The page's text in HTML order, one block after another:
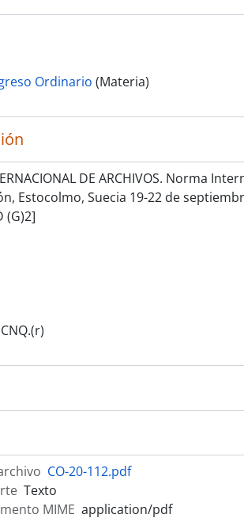
Ordinario (Materia)
DE ARCHIVOS. Norma
Estocolmo, Suecia 19-22 de
(G)2]
CO-20-112.pdf
Texto
MIME application/pdf